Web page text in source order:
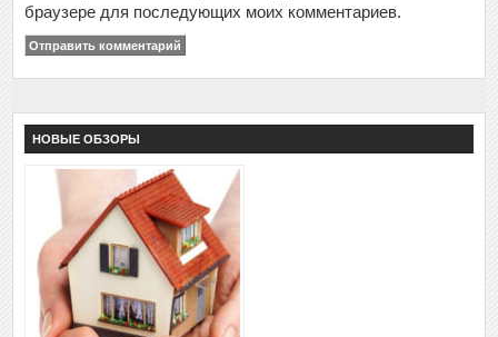
браузере для последующих моих комментариев.
НОВЫЕ ОБЗОРЫ